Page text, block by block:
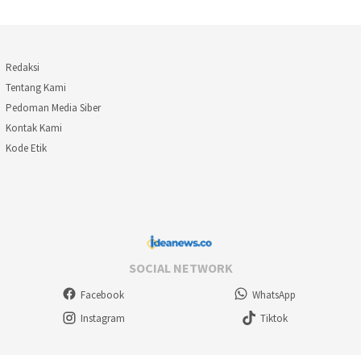
Redaksi
Tentang Kami
Pedoman Media Siber
Kontak Kami
Kode Etik
SOCIAL NETWORK
Facebook
WhatsApp
Instagram
Tiktok